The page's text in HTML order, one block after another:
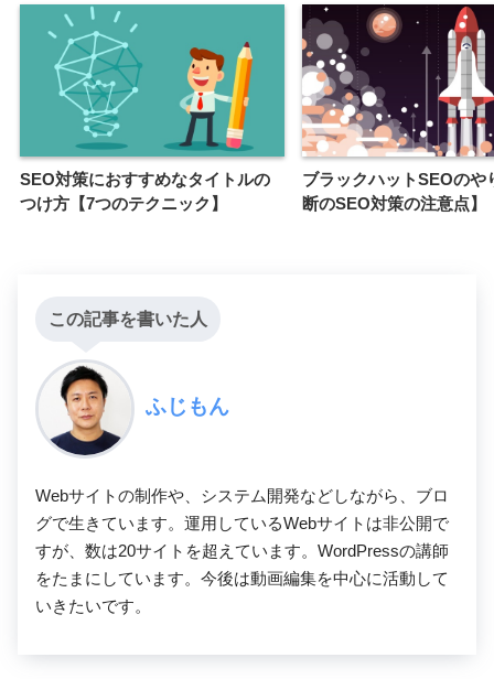
SEO対策におすすめなタイトルの
つけ方【7つのテクニック】
ブラックハットSEOのや
断のSEO対策の注意点】
この記事を書いた人
ふじもん
Webサイトの制作や、システム開発などしながら、ブロ
グで生きています。運用しているWebサイトは非公開で
すが、数は20サイトを超えています。WordPressの講師
をたまにしています。今後は動画編集を中心に活動して
いきたいです。